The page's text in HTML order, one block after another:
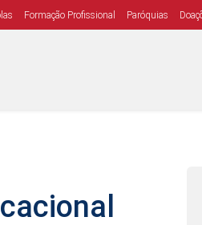
Formação Profissional Paróquias